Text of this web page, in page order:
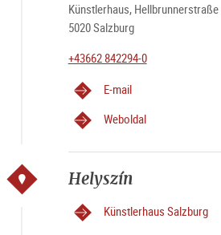
Künstlerhaus, Hellbrunnerstraße
5020 Salzburg
+43662 842294-0
E-mail
Weboldal
Helyszín
Künstlerhaus Salzburg